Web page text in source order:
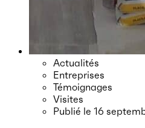
Actualités
Entreprises
Témoignages
Visites
Publié le 16